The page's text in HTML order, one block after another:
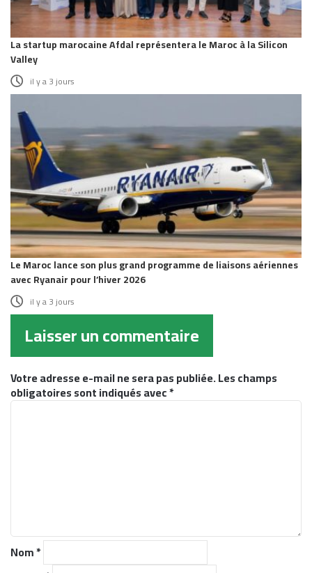
La startup marocaine Afdal représentera le Maroc à la Silicon
Valley
il y a 3 jours
Le Maroc lance son plus grand programme de liaisons aériennes
avec Ryanair pour l’hiver 2026
il y a 3 jours
Laisser un commentaire
Votre adresse e-mail ne sera pas publiée.Les champs
obligatoires sont indiqués avec*
C
r
e
Nom*